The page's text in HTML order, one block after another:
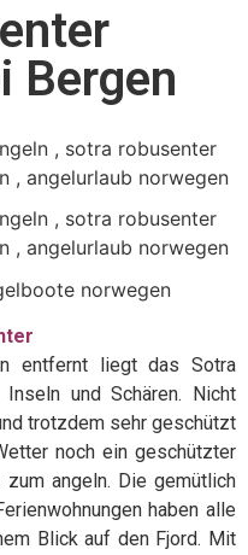
Bergen
entfernt liegt das Sotra
und Schären. Nicht
trotzdem sehr geschützt
noch ein geschützter
angeln. Die gemütlich
haben alle
Blick auf den Fjord. Mit